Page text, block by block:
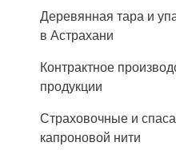
Деревянная тара и
в Астрахани
Контрактное
продукции
Страховочные и
капроновой нити